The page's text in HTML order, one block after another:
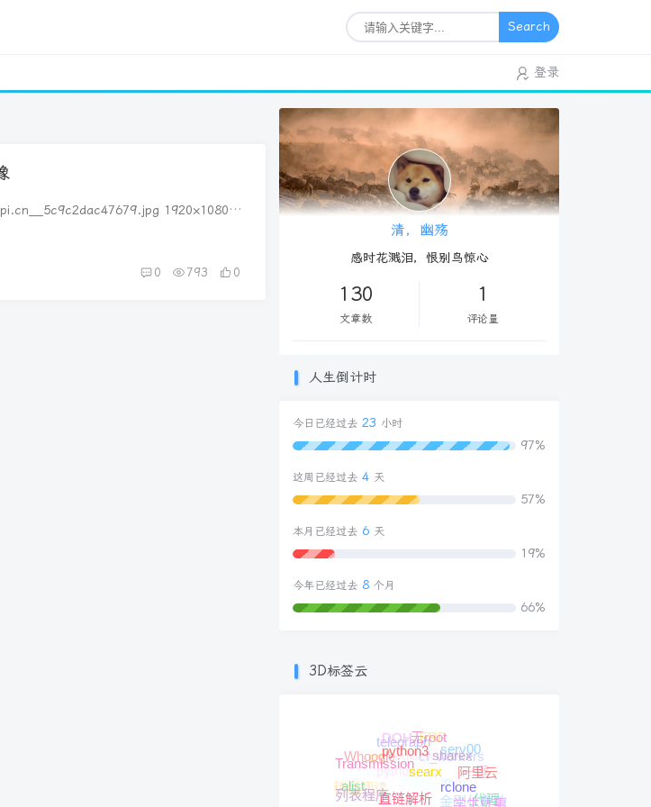
Search
登录
1920×1080图
多了之后，保持镜像最新就成为了一项琐
服务是否有最新镜像，自动拉取最
0 793 0
清，幽殇
感时花溅泪，恨别鸟惊心
130
文章数
1
评论量
人生倒计时
今日已经过去 23 小时
97%
这周已经过去 4 天
57%
本月已经过去 6 天
19%
今年已经过去 8 个月
66%
3D标签云
PHP
内网穿透ipv6
金刚长寿功
telegram
python
Vaultwarden
cf_workers
一键
代理
稍后阅读
PT
telegraphFRP
serv00
阿里云
alist
Whoogle
DOH无root
sharex
rclone
列表程序
Transmission
python3
searx